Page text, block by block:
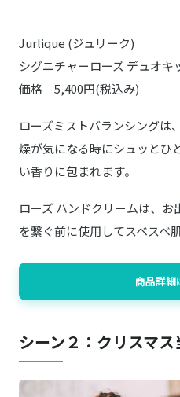
Jurlique (ジュリーク)
シグニチャーローズ デュオキ
価格 5,400円(税込み)
ローズミストバランシングは
燥が気になる時にシュッとひ
い香りに包まれます。
ローズ ハンドクリームは、
を繋ぐ前に使用してスベスベ
商品詳細
シーン２：クリスマ